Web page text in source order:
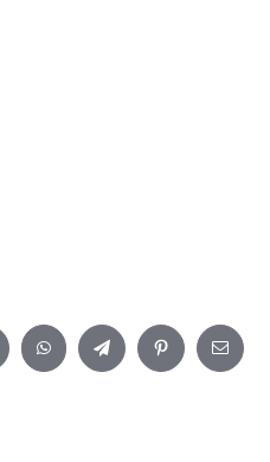
WhatsAppTelegramPinterestEmail